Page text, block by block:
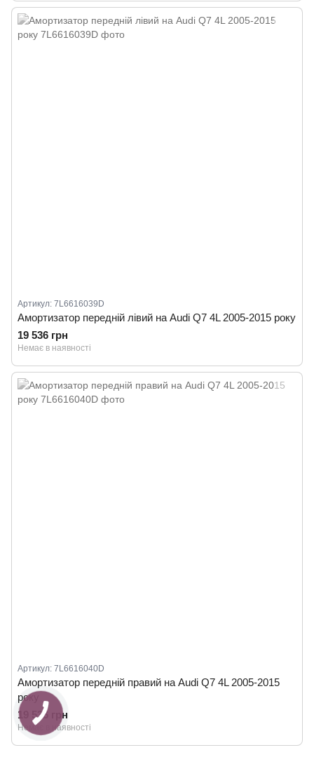
Артикул: 7L6616039D
Амортизатор передній лівий на Audi Q7 4L 2005-2015 року
19 536 грн
Немає в наявності
Артикул: 7L6616040D
Амортизатор передній правий на Audi Q7 4L 2005-2015
року
19 536 грн
Немає в наявності